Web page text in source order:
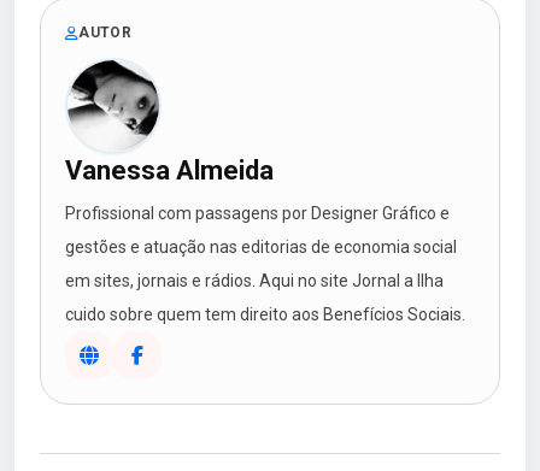
AUTOR
Vanessa Almeida
Profissional com passagens por Designer Gráfico e
gestões e atuação nas editorias de economia social
em sites, jornais e rádios. Aqui no site Jornal a Ilha
cuido sobre quem tem direito aos Benefícios Sociais.